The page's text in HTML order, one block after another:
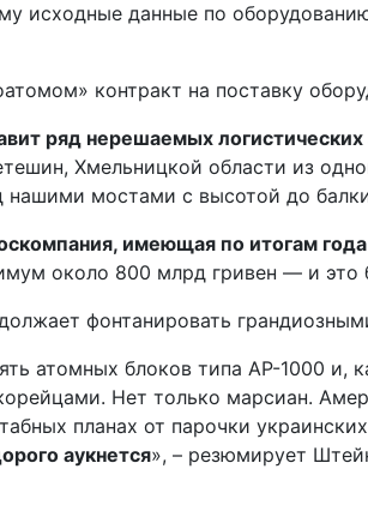
исходные данные по
контракт на поставку
ряд нерешаемых логистических
Хмельницкой области из
мостами с высотой до
имеющая по итогам
около 800 млрд гривен — и
фонтанировать
атомных блоков типа АР-1000
Нет только марсиан.
планах от парочки
аукнется», – резюмирует